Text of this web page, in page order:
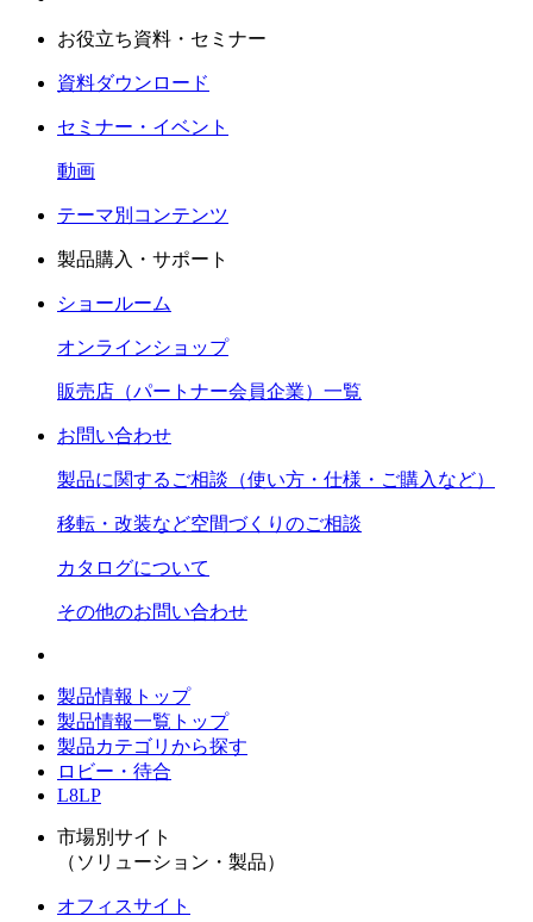
お役立ち資料・セミナー
資料ダウンロード
セミナー・イベント
動画
テーマ別コンテンツ
製品購入・サポート
ショールーム
オンラインショップ
販売店（パートナー会員企業）一覧
お問い合わせ
製品に関するご相談（使い方・仕様・ご購入など）
移転・改装など空間づくりのご相談
カタログについて
その他のお問い合わせ
製品情報トップ
製品情報一覧トップ
製品カテゴリから探す
ロビー・待合
L8LP
市場別サイト
（ソリューション・製品）
オフィスサイト